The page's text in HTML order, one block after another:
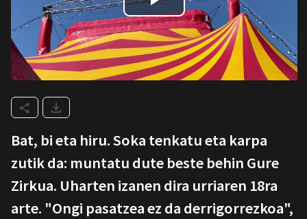
Bat, bi eta hiru. Soka tenkatu eta karpa
zutik da: muntatu dute beste behin Gure
Zirkua. Uharten izanen dira urriaren 18ra
arte. "Ongi pasatzea ez da derrigorrezkoa",